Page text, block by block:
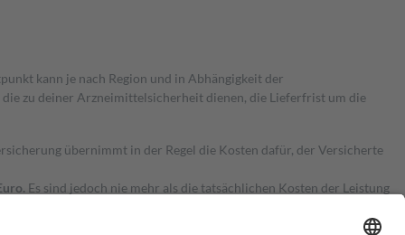
kann je nach Region und in Abhängigkeit der
zu deiner Arzneimittelsicherheit dienen, die Lieferfrist um die
übernimmt in der Regel die Kosten dafür, der Versicherte
Es sind jedoch nie mehr als die tatsächlichen Kosten der Leistung